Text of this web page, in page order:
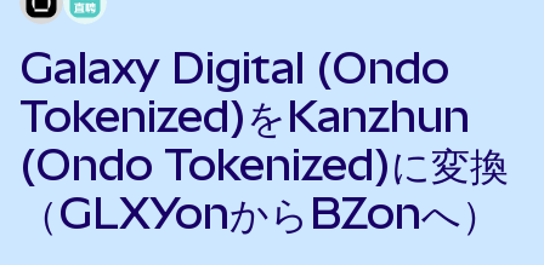
Galaxy Digital (Ondo
Tokenized)をKanzhun
(Ondo Tokenized)に変換
（GLXYonからBZonへ）